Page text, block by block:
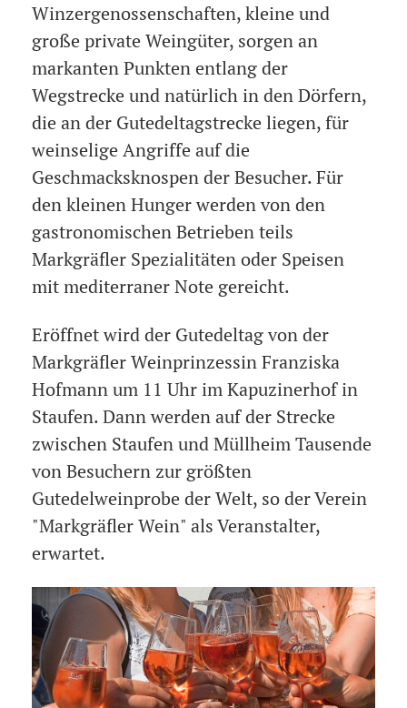
Winzergenossenschaften, kleine und
große private Weingüter, sorgen an
markanten Punkten entlang der
Wegstrecke und natürlich in den Dörfern,
die an der Gutedeltagstrecke liegen, für
weinselige Angriffe auf die
Geschmacksknospen der Besucher. Für
den kleinen Hunger werden von den
gastronomischen Betrieben teils
Markgräfler Spezialitäten oder Speisen
mit mediterraner Note gereicht.
Eröffnet wird der Gutedeltag von der
Markgräfler Weinprinzessin Franziska
Hofmann um 11 Uhr im Kapuzinerhof in
Staufen. Dann werden auf der Strecke
zwischen Staufen und Müllheim Tausende
von Besuchern zur größten
Gutedelweinprobe der Welt, so der Verein
"Markgräfler Wein" als Veranstalter,
erwartet.